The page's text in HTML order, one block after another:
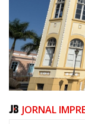
JORNAL